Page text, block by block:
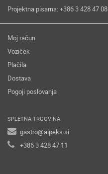
Projektna pisarna: +386 3 428 47 08
Moj račun
Voziček
Plačila
Dostava
Pogoji poslovanja
SPLETNA TRGOVINA
gastro@alpeks.si
+386 3 428 47 11